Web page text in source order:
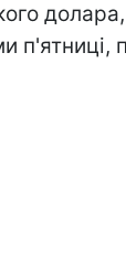
долара,
п'ятниці,